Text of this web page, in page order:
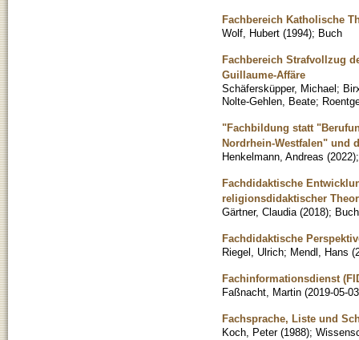
Fachbereich Katholische
Wolf, Hubert (1994); Buch
Fachbereich Strafvollzug
Guillaume-Affäre
Schäfersküpper, Michael;
Nolte-Gehlen, Beate;
"Fachbildung statt
Nordrhein-Westfalen" und
Henkelmann, Andreas (2022)
Fachdidaktische
religionsdidaktischer
Gärtner, Claudia (2018); Buch
Fachdidaktische
Riegel, Ulrich; Mendl, Hans (
Fachinformationsdienst
Faßnacht, Martin (2019-05-03
Fachsprache, Liste und
Koch, Peter (1988);